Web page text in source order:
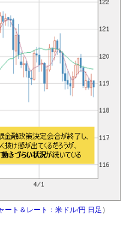
ート＆レート：米ドル/円 日足 ）